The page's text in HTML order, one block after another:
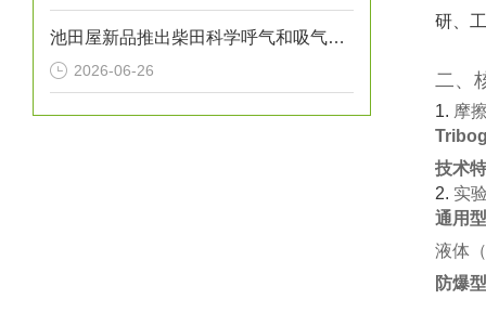
池田屋新品推出柴田科学呼气和吸气阻力测量装置 IER-01 参数介绍
2026-06-26
研、
二、
1. ‌ 摩
技术
2. ‌ 实
通用
液体
防爆